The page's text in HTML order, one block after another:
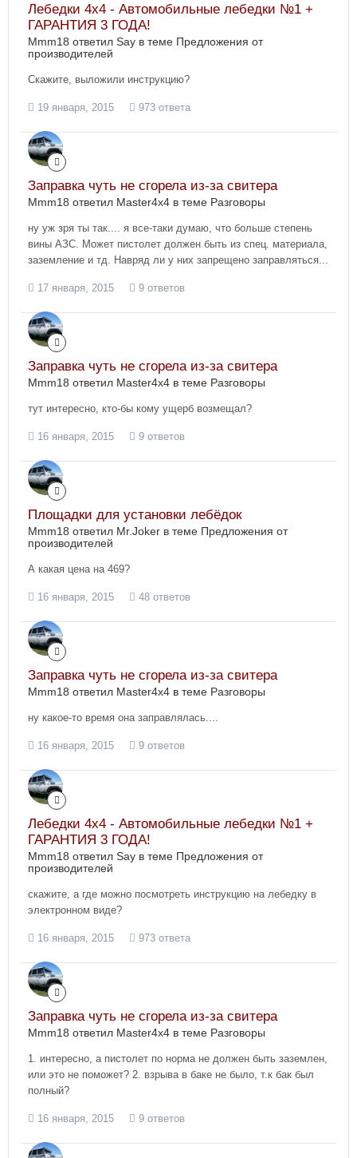
Лебедки 4х4 - Автомобильные лебедки №1 +
ГАРАНТИЯ 3 ГОДА!
Mmm18 ответил Say в теме Предложения от
производителей
Скажите, выложили инструкцию?
19 января, 2015 973 ответа
Заправка чуть не сгорела из-за свитера
Mmm18 ответил Master4x4 в теме Разговоры
ну уж зря ты так.... я все-таки думаю, что больше степень
вины АЗС. Может пистолет должен быть из спец. материала,
заземление и тд. Навряд ли у них запрещено заправляться...
17 января, 2015 9 ответов
Заправка чуть не сгорела из-за свитера
Mmm18 ответил Master4x4 в теме Разговоры
тут интересно, кто-бы кому ущерб возмещал?
16 января, 2015 9 ответов
Площадки для установки лебёдок
Mmm18 ответил Mr.Joker в теме Предложения от
производителей
А какая цена на 469?
16 января, 2015 48 ответов
Заправка чуть не сгорела из-за свитера
Mmm18 ответил Master4x4 в теме Разговоры
ну какое-то время она заправлялась....
16 января, 2015 9 ответов
Лебедки 4х4 - Автомобильные лебедки №1 +
ГАРАНТИЯ 3 ГОДА!
Mmm18 ответил Say в теме Предложения от
производителей
скажите, а где можно посмотреть инструкцию на лебедку в
электронном виде?
16 января, 2015 973 ответа
Заправка чуть не сгорела из-за свитера
Mmm18 ответил Master4x4 в теме Разговоры
1. интересно, а пистолет по норма не должен быть заземлен,
или это не поможет? 2. взрыва в баке не было, т.к бак был
полный?
16 января, 2015 9 ответов